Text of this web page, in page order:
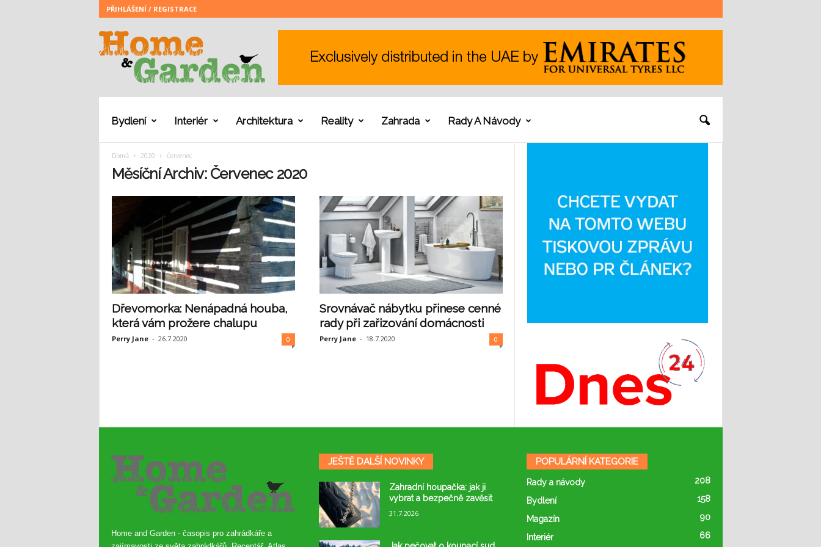
PŘIHLÁŠENÍ / REGISTRACE
m
r
Bydlení Interiér Architektura Reality Zahrada Rady A Návody
Domů 2020 Červenec
Měsíční Archiv: Červenec 2020
Dřevomorka: Nenápadná houba,
která vám prožere chalupu
Perry Jane - 26.7.2020 0
Srovnávač nábytku přinese cenné
rady při zařizování domácnosti
Perry Jane - 18.7.2020 0
Home and Garden - časopis pro zahrádkáře a
JEŠTĚ DALŠÍ NOVINKY
Zahradní houpačka: jak ji
vybrat a bezpečně zavěsit
31.7.2026
POPULÁRNÍ KATEGORIE
Rady a návody 208
Bydlení 158
Magazín 90
Interiér 66